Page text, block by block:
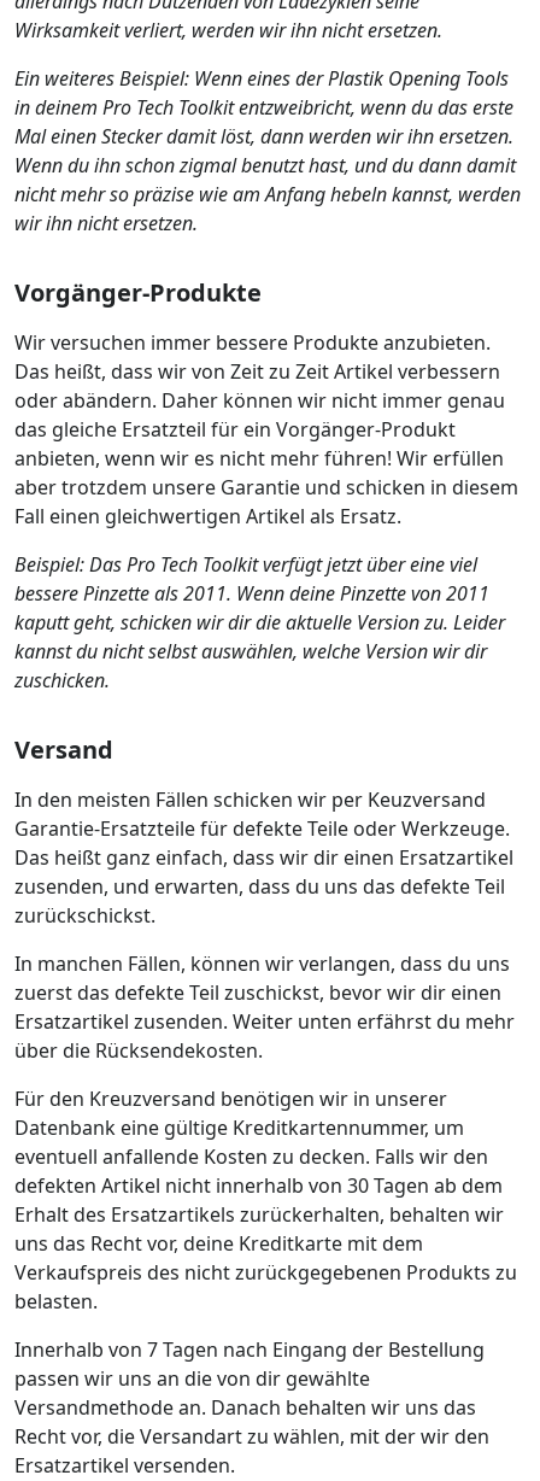
Wirksamkeit verliert, werden wir ihn nicht ersetzen.
Ein weiteres Beispiel: Wenn eines der Plastik Opening Tools
in deinem Pro Tech Toolkit entzweibricht, wenn du das erste
Mal einen Stecker damit löst, dann werden wir ihn ersetzen.
Wenn du ihn schon zigmal benutzt hast, und du dann damit
nicht mehr so präzise wie am Anfang hebeln kannst, werden
wir ihn nicht ersetzen.
Vorgänger-Produkte
Wir versuchen immer bessere Produkte anzubieten.
Das heißt, dass wir von Zeit zu Zeit Artikel verbessern
oder abändern. Daher können wir nicht immer genau
das gleiche Ersatzteil für ein Vorgänger-Produkt
anbieten, wenn wir es nicht mehr führen! Wir erfüllen
aber trotzdem unsere Garantie und schicken in diesem
Fall einen gleichwertigen Artikel als Ersatz.
Beispiel: Das Pro Tech Toolkit verfügt jetzt über eine viel
bessere Pinzette als 2011. Wenn deine Pinzette von 2011
kaputt geht, schicken wir dir die aktuelle Version zu. Leider
kannst du nicht selbst auswählen, welche Version wir dir
zuschicken.
Versand
In den meisten Fällen schicken wir per Keuzversand
Garantie-Ersatzteile für defekte Teile oder Werkzeuge.
Das heißt ganz einfach, dass wir dir einen Ersatzartikel
zusenden, und erwarten, dass du uns das defekte Teil
zurückschickst.
In manchen Fällen, können wir verlangen, dass du uns
zuerst das defekte Teil zuschickst, bevor wir dir einen
Ersatzartikel zusenden. Weiter unten erfährst du mehr
über die Rücksendekosten.
Für den Kreuzversand benötigen wir in unserer
Datenbank eine gültige Kreditkartennummer, um
eventuell anfallende Kosten zu decken. Falls wir den
defekten Artikel nicht innerhalb von 30 Tagen ab dem
Erhalt des Ersatzartikels zurückerhalten, behalten wir
uns das Recht vor, deine Kreditkarte mit dem
Verkaufspreis des nicht zurückgegebenen Produkts zu
belasten.
Innerhalb von 7 Tagen nach Eingang der Bestellung
passen wir uns an die von dir gewählte
Versandmethode an. Danach behalten wir uns das
Recht vor, die Versandart zu wählen, mit der wir den
Ersatzartikel versenden.